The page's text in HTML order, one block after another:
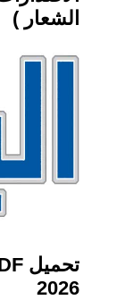
الشعار )
2026